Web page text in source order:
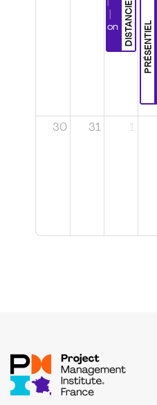
DISTANCIEL
Certification
PRÉSENTIEL
30 31 1